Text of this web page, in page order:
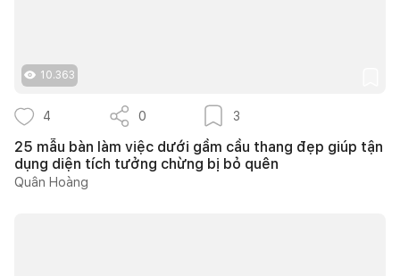
10.363
4 0 3
25 mẫu bàn làm việc dưới gầm cầu thang đẹp giúp tận
dụng diện tích tưởng chừng bị bỏ quên
Quân Hoàng